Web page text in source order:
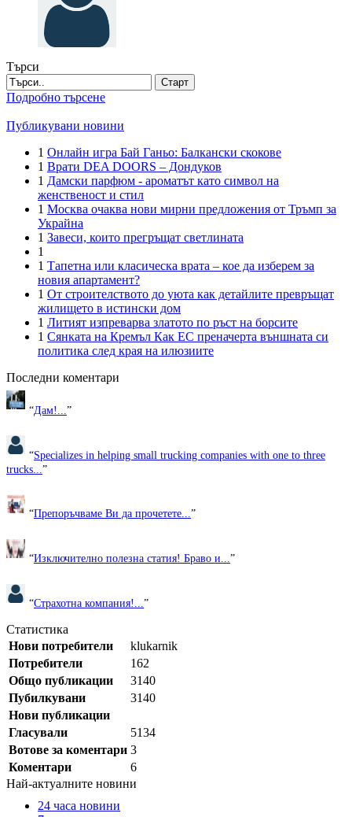
Търси
Старт
Подробно търсене
Публикувани новини
1 Онлайн игра Бай Ганьо: Балкански скокове
1 Врати DEA DOORS – Дондуков
1 Дамски парфюм - ароматът като символ на
женственост и стил
1 Москва очаква нови мирни предложения от Тръмп за
Украйна
1 Завеси, които прегръщат светлината
1
1 Тапетна или класическа врата – кое да изберем за
новия апартамент?
1 От строителството до уюта как детайлите превръщат
жилището в истински дом
1 Литият изпреварва златото по ръст на борсите
1 Сянката на Кремъл Как ЕС преначерта външната си
политика след края на илюзиите
Последни коментари
“Дам!... ”
“Specializes in helping small trucking companies with one to three
trucks... ”
“Препоръчваме Ви да прочетете...”
“Изключително полезна статия! Браво и... ”
“Страхотна компания!... ”
Статистика
Нови потребители
klukarnik
Потребители
162
Общо публикации
3140
Пубилкувани
3140
Нови публикации
Гласували
5134
Вотове за коментари 3
Коментари
6
Най-актуалните новини
24 часа новини